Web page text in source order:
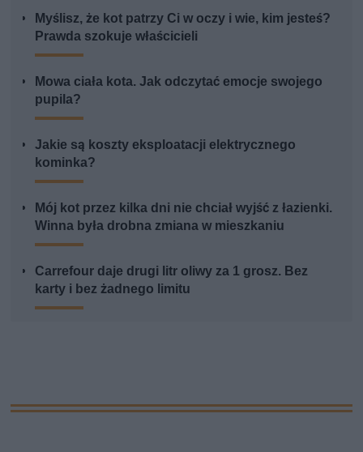
Myślisz, że kot patrzy Ci w oczy i wie, kim jesteś?
Prawda szokuje właścicieli
Mowa ciała kota. Jak odczytać emocje swojego
pupila?
Jakie są koszty eksploatacji elektrycznego
kominka?
Mój kot przez kilka dni nie chciał wyjść z łazienki.
Winna była drobna zmiana w mieszkaniu
Carrefour daje drugi litr oliwy za 1 grosz. Bez
karty i bez żadnego limitu